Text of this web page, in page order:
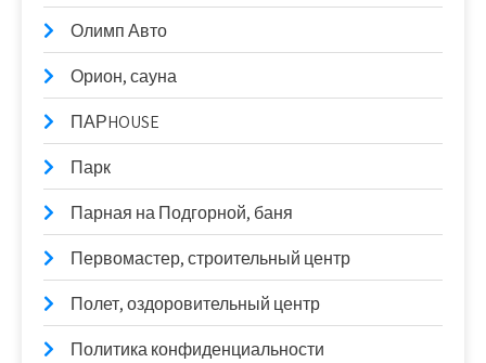
Олимп Авто
Орион, сауна
ПАРHOUSE
Парк
Парная на Подгорной, баня
Первомастер, строительный центр
Полет, оздоровительный центр
Политика конфиденциальности